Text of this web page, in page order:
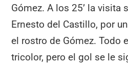
Gómez. A los 25’ la visita
Ernesto del Castillo, por
el rostro de Gómez. Todo
tricolor, pero el gol se le